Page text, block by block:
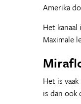
Amerika
Het
Maximale
Het is
is dan ook